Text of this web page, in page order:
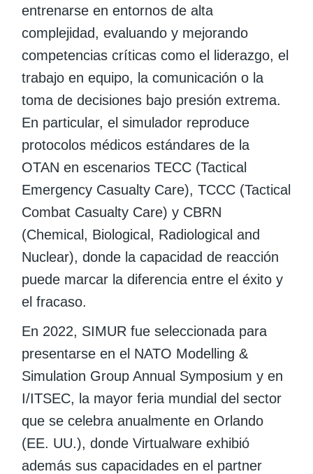
entrenarse en entornos de alta
complejidad, evaluando y mejorando
competencias críticas como el liderazgo, el
trabajo en equipo, la comunicación o la
toma de decisiones bajo presión extrema.
En particular, el simulador reproduce
protocolos médicos estándares de la
OTAN en escenarios TECC (Tactical
Emergency Casualty Care), TCCC (Tactical
Combat Casualty Care) y CBRN
(Chemical, Biological, Radiological and
Nuclear), donde la capacidad de reacción
puede marcar la diferencia entre el éxito y
el fracaso.
En 2022, SIMUR fue seleccionada para
presentarse en el NATO Modelling &
Simulation Group Annual Symposium y en
I/ITSEC, la mayor feria mundial del sector
que se celebra anualmente en Orlando
(EE. UU.), donde Virtualware exhibió
además sus capacidades en el partner